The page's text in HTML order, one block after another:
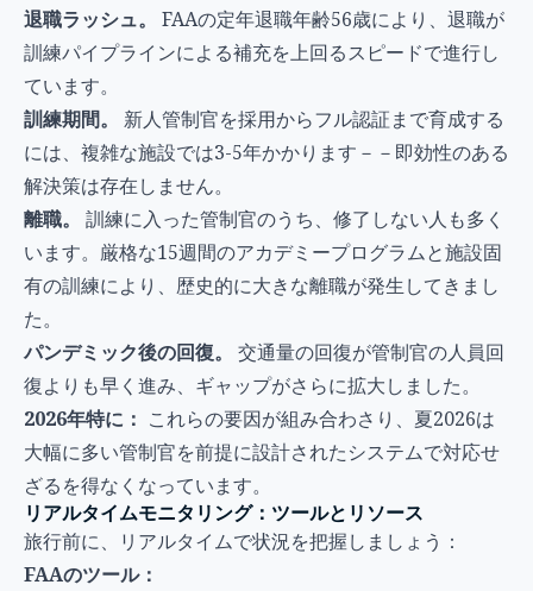
退職ラッシュ。
FAAの定年退職年齢56歳により、退職が
訓練パイプラインによる補充を上回るスピードで進行し
ています。
訓練期間。
新人管制官を採用からフル認証まで育成する
には、複雑な施設では3-5年かかります－－即効性のある
解決策は存在しません。
離職。
訓練に入った管制官のうち、修了しない人も多く
います。厳格な15週間のアカデミープログラムと施設固
有の訓練により、歴史的に大きな離職が発生してきまし
た。
パンデミック後の回復。
交通量の回復が管制官の人員回
復よりも早く進み、ギャップがさらに拡大しました。
2026年特に： これらの要因が組み合わさり、夏2026は
大幅に多い管制官を前提に設計されたシステムで対応せ
ざるを得なくなっています。
リアルタイムモニタリング：ツールとリソース
旅行前に、リアルタイムで状況を把握しましょう：
FAAのツール：